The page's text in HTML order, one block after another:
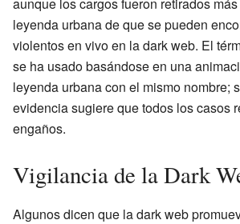
leyenda urbana de que se pueden
violentos en vivo en la dark web. El
se ha usado basándose en una
leyenda urbana con el mismo nombre;
evidencia sugiere que todos los casos
engaños.
Vigilancia de la Dark
Algunos dicen que la dark web